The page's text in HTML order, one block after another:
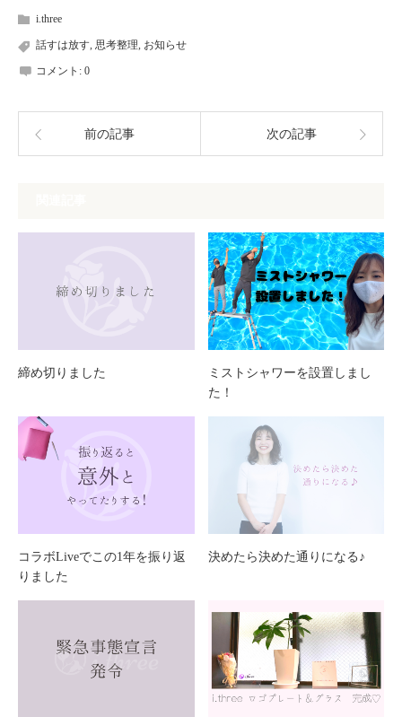
i.three
話すは放す, 思考整理, お知らせ
コメント: 0
前の記事 次の記事
締め切りました
ミストシャワーを設置しまし
た！
コラボLiveでこの1年を振り返
りました
決めたら決めた通りになる♪